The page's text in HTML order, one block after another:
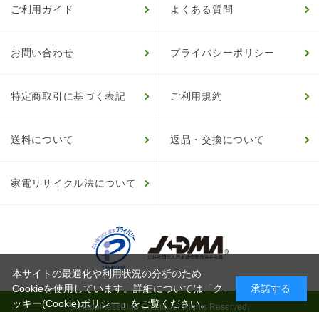
ご利用ガイド よくある質問
お問い合わせ プライバシーポリシー
特定商取引に基づく表記 ご利用規約
送料について 返品・交換について
家電リサイクル法について
© HappinessClub Co.Ltd. All Rights Reserved.
本サイトの最適化や利用状況の分析のため
Cookieを使用しています。詳細については「ク
ッキー(Cookie)ポリシー」をご覧ください。
承諾する